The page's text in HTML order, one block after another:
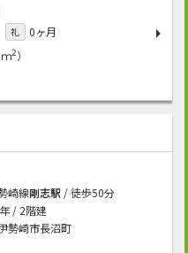
礼
0ヶ月
2）
崎線剛志駅/ 徒歩50分
/ 2階建
勢崎市長沼町